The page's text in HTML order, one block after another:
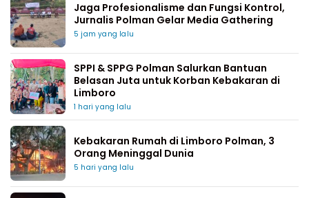
Jaga Profesionalisme dan Fungsi Kontrol,
Jurnalis Polman Gelar Media Gathering
5 jam yang lalu
SPPI & SPPG Polman Salurkan Bantuan
Belasan Juta untuk Korban Kebakaran di
Limboro
1 hari yang lalu
Kebakaran Rumah di Limboro Polman, 3
Orang Meninggal Dunia
5 hari yang lalu